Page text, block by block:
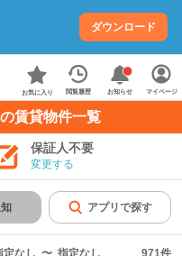
ダウンロード
お気に入り 閲覧履歴 お知らせ マイページ
賃貸物件一覧
保証人不要
変更する
アプリで探す
定なし 〜 指定なし 971件